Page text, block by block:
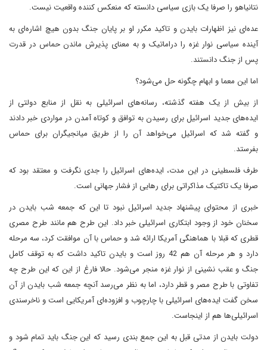
نتانیاهو را صرفا یک بازی سیاسی دانسته که منعکس کننده واقعیت نیست.
عده‌ای نیز اظهارات بایدن و تاکید مکرر او بر پایان جنگ بدون هیچ اشاره‌ای به
آینده سیاسی نوار غزه را دراماتیک و به معنای پذیرش ماندن حماس در قدرت
پس از جنگ دانستند.
اما این معما و ابهام چگونه حل می‌شود؟
از بیش از یک هفته گذشته، رسانه‌های اسرائیلی به نقل از منابع دولتی از
ایده‌های جدید اسرائیل برای رسیدن به توافق و کوتاه آمدن در مواردی خبر دادند
و گفته شد که اسرائیل می‌خواهد آن را از طریق میانجیگران برای حماس
بفرستد.
طرف فلسطینی در این مدت، ایده‌های اسرائیل را جدی نگرفت و معتقد بود که
صرفا یک تاکتیک مذاکراتی برای رهایی از فشار جهانی است.
خبری از محتوای پیشنهاد جدید اسرائیل نبود تا این که جمعه شب بایدن در
سخنان خود از وجود ابتکاری اسرائیلی خبر داد. این طرح هم مانند طرح مصری
قطری که قبلا با هماهنگی آمریکا ارائه شد و حماس با آن موافقت کرد، سه مرحله
دارد و هر مرحله آن هم 42 روز است و بایدن تاکید داشت که به توقف کامل
جنگ و عقب نشینی از نوار غزه منجر می‌شود. حالا فارغ از این که این طرح چه
تفاوتی با طرح مصر و قطر دارد، اما به نظر می‌رسد آنچه جمعه شب بایدن از آن
سخن گفت ایده‌های اسرائیلی با چارچوب و افزوده‌ای آمریکایی است و ناخرسندی
اسرائیلی‌ها هم از اینجاست.
دولت بایدن از مدتی قبل به این جمع بندی رسید که این جنگ باید تمام شود و